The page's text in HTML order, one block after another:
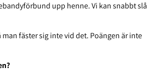
upp henne. Vi kan snabbt slå
fäster sig inte vid det. Poängen är inte